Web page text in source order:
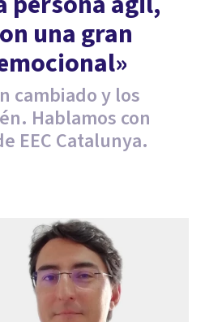
una gran
cambiado y los
Hablamos con
EEC Catalunya.